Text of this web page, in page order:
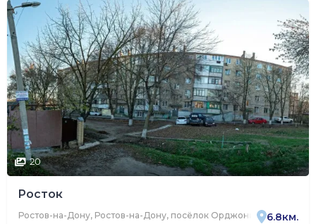
20
Росток
Ростов-на-Дону, Ростов-на-Дону, посёлок Орджоникидзе,
6.8км.